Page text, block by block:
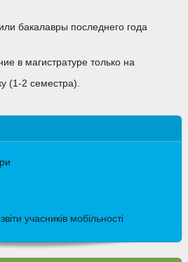
бакалавры последнего года
в магистратуре только на
(1-2 семестра).
учасників мобільності